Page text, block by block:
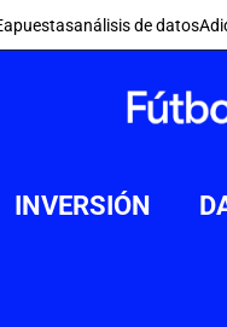
apuestasanálisis de datos
INVERSIÓN